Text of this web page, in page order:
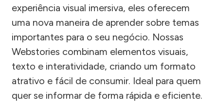
experiência visual imersiva, eles oferecem
uma nova maneira de aprender sobre temas
importantes para o seu negócio. Nossas
Webstories combinam elementos visuais,
texto e interatividade, criando um formato
atrativo e fácil de consumir. Ideal para quem
quer se informar de forma rápida e eficiente.